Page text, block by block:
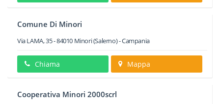
Comune Di Minori
Via LAMA, 35-84010 Minori(Salerno) -Campania
Chiama Mappa
Cooperativa Minori 2000scrl